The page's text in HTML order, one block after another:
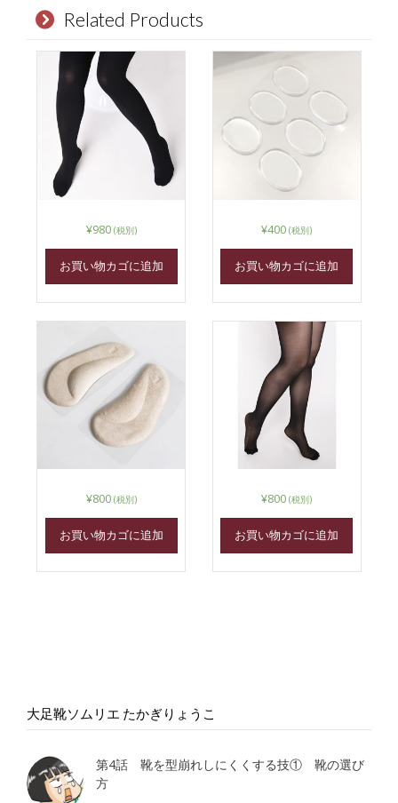
Related Products
¥980 (税別)
お買い物カゴに追加
¥400 (税別)
お買い物カゴに追加
¥800 (税別)
お買い物カゴに追加
¥800 (税別)
お買い物カゴに追加
大足靴ソムリエ たかぎりょうこ
第4話 靴を型崩れしにくくする技① 靴の選び
方